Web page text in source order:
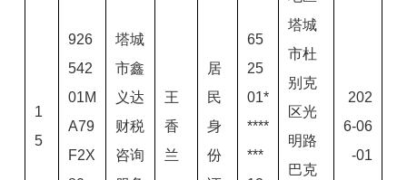
1
5
926
542
01M
A79
F2X
塔城
市鑫
义达
财税
咨询
王
香
兰
居
民
身
份
65
25
01*
****
***
塔城
市杜
别克
区光
明路
巴克
202
6-06
-01